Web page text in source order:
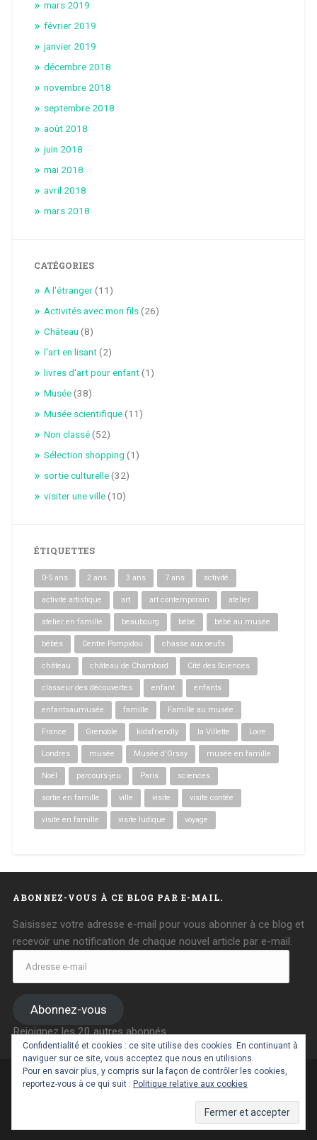
mars 2019
février 2019
janvier 2019
décembre 2018
novembre 2018
septembre 2018
août 2018
juin 2018
mai 2018
avril 2018
mars 2018
CATÉGORIES
A l'étranger(11)
Activités avec mon fils(26)
Château (8)
l'art en lisant(2)
livres d'art pour enfant(1)
Musée(38)
Musée scientifique(11)
Non classé(52)
Sélection shopping (1)
sortie culturelle(32)
visiter une ville(10)
ÉTIQUETTES
0-5 ans 2 ans 3 ans 7 ans activité
activité artistique art art contemporain atelier
atelier en famille beaubourg bébé bébé au musée
bébés Centre Pompidou chasse aux oeufs
château château de Chambord Cité des Sciences
classeur des découvertes enfant enfants
enfantsaumusée famille Famille au musée
France Grenoble kidsfriendly la Villette Loire
Londres musée Musée d'Orsay musée en famille
Noël parcours-jeu Paris sciences
sortie en famille ville visite visite contée
visite en famille visite ludique voyage
ABONNEZ-VOUS À CE BLOG PAR E-MAIL.
Saisissez votre adresse e-mail pour vous abonner à ce blog et
recevoir une notification de chaque nouvel article par e-mail.
Adresse
Abonnez-vous
Rejoignez les 20 autres abonnés
FIÈREMENT PROPULSÉ PAR WORDPRESS |
RETOUR EN HAUT ↑
Confidentialité et cookies : ce site utilise des cookies. En continuant à
naviguer sur ce site, vous acceptez que nous en utilisions.
Pour en savoir plus, y compris sur la façon de contrôler les cookies,
reportez-vous à ce qui suit : Politique relative aux cookies